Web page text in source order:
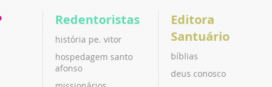
Redentoristas
história pe. vitor
hospedagem santo
afonso
Editora
Santuário
bíblias
deus conosco